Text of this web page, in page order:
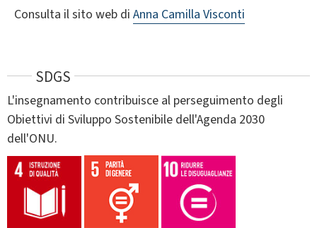
Consulta il sito web di Anna Camilla Visconti
SDGS
L'insegnamento contribuisce al perseguimento degli
Obiettivi di Sviluppo Sostenibile dell'Agenda 2030
dell'ONU.